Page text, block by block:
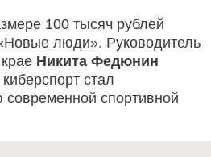
100 тысяч рублей
люди». Руководитель
Никита Федюнин
стал
современной спортивной